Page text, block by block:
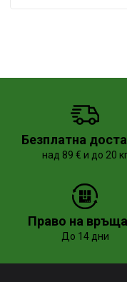
Безплатна
над 89 € и до 20
Право на
До 14 дни